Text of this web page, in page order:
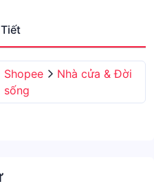
Shopee
Nhà cửa & Đời
sống